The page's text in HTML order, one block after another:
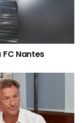
Nantes